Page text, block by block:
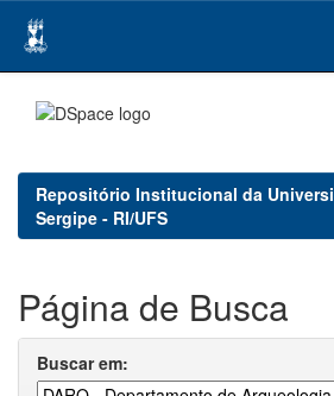
navigation
Repositório Institucional da
Sergipe - RI/UFS
Página de Busca
Buscar em: